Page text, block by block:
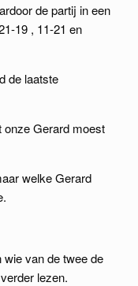
de partij in een
19 , 11-21 en
de laatste
onze Gerard moest
welke Gerard
wie van de twee de
lezen.